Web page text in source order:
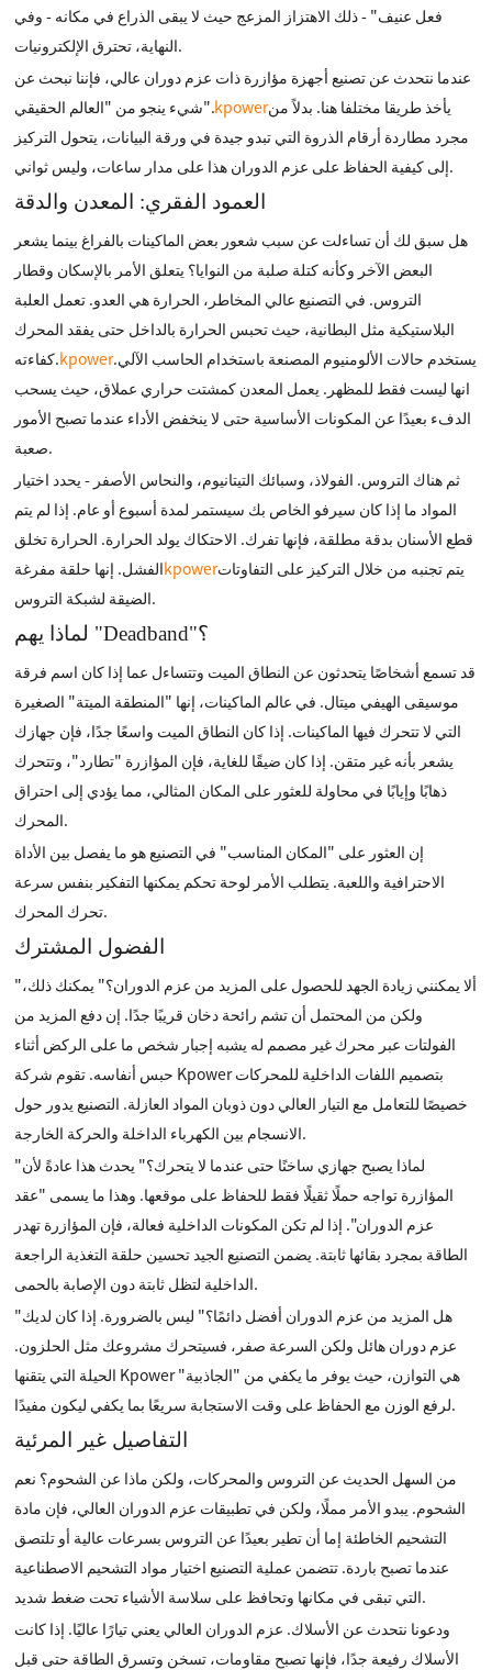
فعل عنيف" - ذلك الاهتزاز المزعج حيث لا يبقى الذراع في مكانه - وفي
النهاية، تحترق الإلكترونيات.
عندما نتحدث عن تصنيع أجهزة مؤازرة ذات عزم دوران عالي، فإننا نبحث عن
شيء ينجو من "العالم الحقيقي".kpowerيأخذ طريقا مختلفا هنا. بدلاً من
مجرد مطاردة أرقام الذروة التي تبدو جيدة في ورقة البيانات، يتحول التركيز
إلى كيفية الحفاظ على عزم الدوران هذا على مدار ساعات، وليس ثواني.
العمود الفقري: المعدن والدقة
هل سبق لك أن تساءلت عن سبب شعور بعض الماكينات بالفراغ بينما يشعر
البعض الآخر وكأنه كتلة صلبة من النوايا؟ يتعلق الأمر بالإسكان وقطار
التروس. في التصنيع عالي المخاطر، الحرارة هي العدو. تعمل العلبة
البلاستيكية مثل البطانية، حيث تحبس الحرارة بالداخل حتى يفقد المحرك
كفاءته.kpowerيستخدم حالات الألومنيوم المصنعة باستخدام الحاسب الآلي.
انها ليست فقط للمظهر. يعمل المعدن كمشتت حراري عملاق، حيث يسحب
الدفء بعيدًا عن المكونات الأساسية حتى لا ينخفض ​​الأداء عندما تصبح الأمور
صعبة.
ثم هناك التروس. الفولاذ، وسبائك التيتانيوم، والنحاس الأصفر - يحدد اختيار
المواد ما إذا كان سيرفو الخاص بك سيستمر لمدة أسبوع أو عام. إذا لم يتم
قطع الأسنان بدقة مطلقة، فإنها تفرك. الاحتكاك يولد الحرارة. الحرارة تخلق
الفشل. إنها حلقة مفرغةkpowerيتم تجنبه من خلال التركيز على التفاوتات
الضيقة لشبكة التروس.
لماذا يهم "Deadband"؟
قد تسمع أشخاصًا يتحدثون عن النطاق الميت وتتساءل عما إذا كان اسم فرقة
موسيقى الهيفي ميتال. في عالم الماكينات، إنها "المنطقة الميتة" الصغيرة
التي لا تتحرك فيها الماكينات. إذا كان النطاق الميت واسعًا جدًا، فإن جهازك
يشعر بأنه غير متقن. إذا كان ضيقًا للغاية، فإن المؤازرة "تطارد"، وتتحرك
ذهابًا وإيابًا في محاولة للعثور على المكان المثالي، مما يؤدي إلى احتراق
المحرك.
إن العثور على "المكان المناسب" في التصنيع هو ما يفصل بين الأداة
الاحترافية واللعبة. يتطلب الأمر لوحة تحكم يمكنها التفكير بنفس سرعة
تحرك المحرك.
الفضول المشترك
"ألا يمكنني زيادة الجهد للحصول على المزيد من عزم الدوران؟" يمكنك ذلك،
ولكن من المحتمل أن تشم رائحة دخان قريبًا جدًا. إن دفع المزيد من
الفولتات عبر محرك غير مصمم له يشبه إجبار شخص ما على الركض أثناء
حبس أنفاسه. تقوم شركة Kpower بتصميم اللفات الداخلية للمحركات
خصيصًا للتعامل مع التيار العالي دون ذوبان المواد العازلة. التصنيع يدور حول
الانسجام بين الكهرباء الداخلة والحركة الخارجة.
"لماذا يصبح جهازي ساخنًا حتى عندما لا يتحرك؟" يحدث هذا عادةً لأن
المؤازرة تواجه حملًا ثقيلًا فقط للحفاظ على موقعها. وهذا ما يسمى "عقد
عزم الدوران". إذا لم تكن المكونات الداخلية فعالة، فإن المؤازرة تهدر
الطاقة بمجرد بقائها ثابتة. يضمن التصنيع الجيد تحسين حلقة التغذية الراجعة
الداخلية لتظل ثابتة دون الإصابة بالحمى.
"هل المزيد من عزم الدوران أفضل دائمًا؟" ليس بالضرورة. إذا كان لديك
عزم دوران هائل ولكن السرعة صفر، فسيتحرك مشروعك مثل الحلزون.
الحيلة التي يتقنها Kpower هي التوازن، حيث يوفر ما يكفي من "الجاذبية"
لرفع الوزن مع الحفاظ على وقت الاستجابة سريعًا بما يكفي ليكون مفيدًا.
التفاصيل غير المرئية
من السهل الحديث عن التروس والمحركات، ولكن ماذا عن الشحوم؟ نعم
الشحوم. يبدو الأمر مملًا، ولكن في تطبيقات عزم الدوران العالي، فإن مادة
التشحيم الخاطئة إما أن تطير بعيدًا عن التروس بسرعات عالية أو تلتصق
عندما تصبح باردة. تتضمن عملية التصنيع اختيار مواد التشحيم الاصطناعية
التي تبقى في مكانها وتحافظ على سلاسة الأشياء تحت ضغط شديد.
ودعونا نتحدث عن الأسلاك. عزم الدوران العالي يعني تيارًا عاليًا. إذا كانت
الأسلاك رفيعة جدًا، فإنها تصبح مقاومات، تسخن وتسرق الطاقة حتى قبل